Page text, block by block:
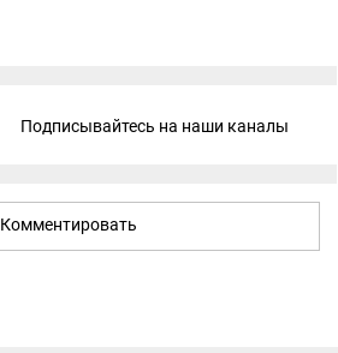
Подписывайтесь на наши каналы
Комментировать